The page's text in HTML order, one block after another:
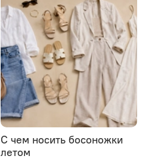
С чем носить босоножки
летом